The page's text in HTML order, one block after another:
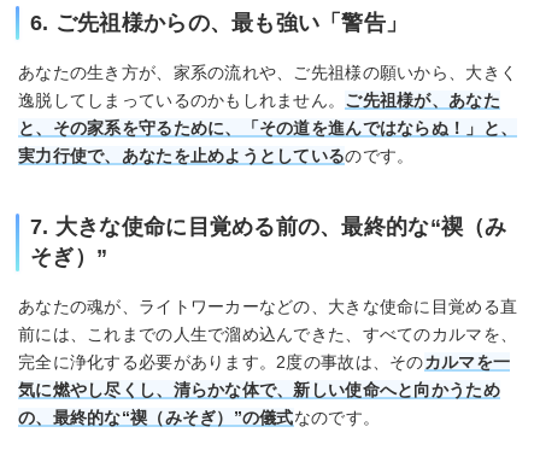
6. ご先祖様からの、最も強い「警告」
あなたの生き方が、家系の流れや、ご先祖様の願いから、大きく
逸脱してしまっているのかもしれません。 ご先祖様が、あなた
と、その家系を守るために、「その道を進んではならぬ！」と、
実力行使で、あなたを止めようとしているのです。
7. 大きな使命に目覚める前の、最終的な“禊（み
そぎ）”
あなたの魂が、ライトワーカーなどの、大きな使命に目覚める直
前には、これまでの人生で溜め込んできた、すべてのカルマを、
完全に浄化する必要があります。2度の事故は、そのカルマを一
気に燃やし尽くし、清らかな体で、新しい使命へと向かうため
の、最終的な“禊（みそぎ）”の儀式なのです。